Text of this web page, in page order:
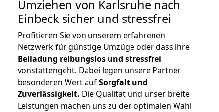
Umziehen von Karlsruhe nach
Einbeck sicher und stressfrei
Profitieren Sie von unserem erfahrenen
Netzwerk für günstige Umzüge oder dass ihre
Beiladung reibungslos und stressfrei
vonstattengeht. Dabei legen unsere Partner
besonderen Wert aufSorgfalt und
Zuverlässigkeit. Die Qualität und unser breite
Leistungen machen uns zu der optimalen Wahl